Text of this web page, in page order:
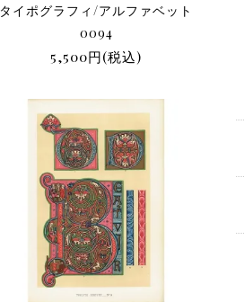
タイポグラフィ/アルファベット
0094
5,500円(税込)